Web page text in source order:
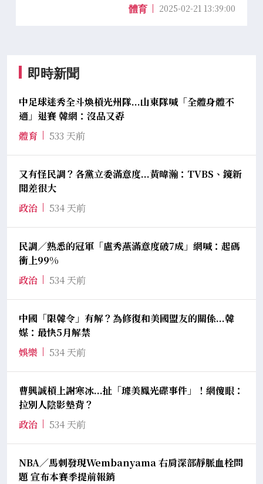
體育 2025-02-21 13:39:00
即時新聞
中足球迷秀全斗煥槓光州隊...山東隊喊「全體身體不
適」退賽 韓網：沒品又孬
體育
533 天前
又有怪民調？各黨立委滿意度...黃暐瀚：TVBS、鏡新
聞差很大
政治
534 天前
民調／熟悉的冠軍「盧秀燕滿意度破7成」網喊：起碼
衝上99%
政治
534 天前
中國「限韓令」有解？為修復和美國盟友的關係...韓
媒：最快5月解禁
娛樂
534 天前
曹興誠槓上謝寒冰...扯「璩美鳳光碟事件」！網傻眼：
拉別人陰影墊背？
政治
534 天前
NBA／馬刺發現Wembanyama 右肩深部靜脈血栓問
題 宣布本賽季提前報銷